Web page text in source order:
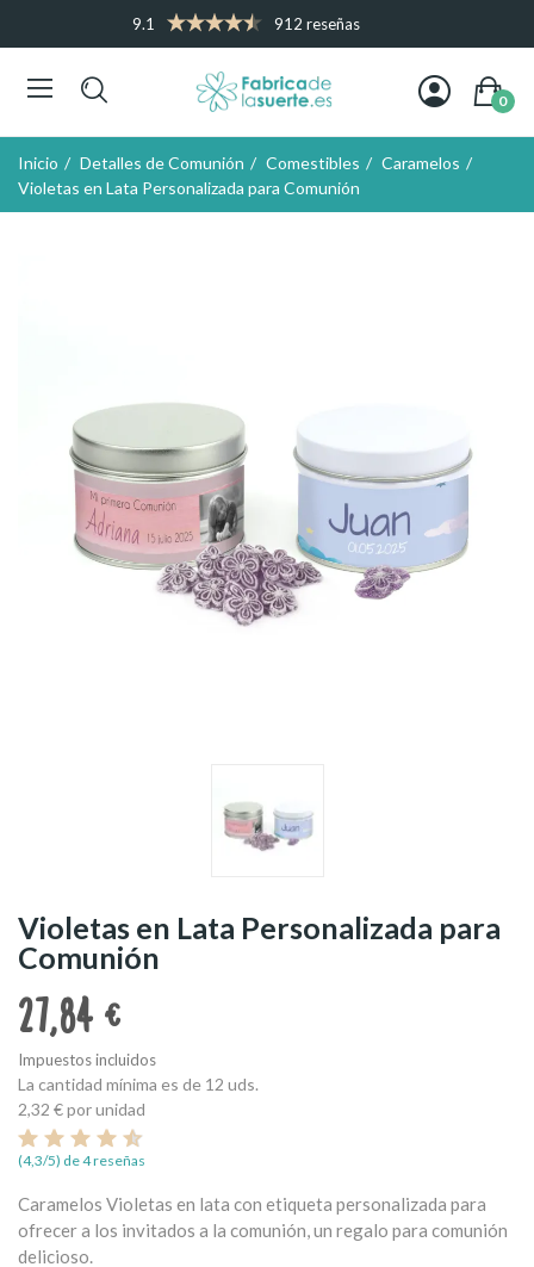
9.1 912 reseñas
0
Inicio Detalles de Comunión Comestibles
Caramelos
Violetas en Lata Personalizada para Comunión
Violetas en Lata Personalizada para
Comunión
27,84 €
Impuestos incluidos
La cantidad mínima es de 12 uds.
2,32 €por unidad
(4,3/5) de 4 reseñas
Caramelos Violetas en lata con etiqueta personalizada para
ofrecer a los invitados a la comunión, un regalo para comunión
delicioso.